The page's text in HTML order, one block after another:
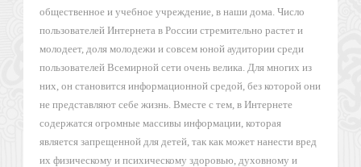
общественное и учебное учреждение, в наши дома. Число
пользователей Интернета в России стремительно растет и
молодеет, доля молодежи и совсем юной аудитории среди
пользователей Всемирной сети очень велика. Для многих из
них, он становится информационной средой, без которой они
не представляют себе жизнь. Вместе с тем, в Интернете
содержатся огромные массивы информации, которая
является запрещенной для детей, так как может нанести вред
их физическому и психическому здоровью, духовному и